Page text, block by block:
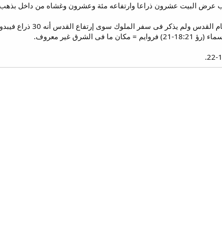
الملوك سوى إرتفاع القدس أنه 30 ذراع فيبدو أن الرواق كان مبنى مستقل مرتفع أمام القدس.